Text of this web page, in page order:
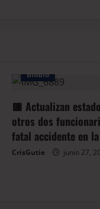
BioBio
🟥 Actualizan
otros dos
fatal accidente en
CrisGutie junio 27,